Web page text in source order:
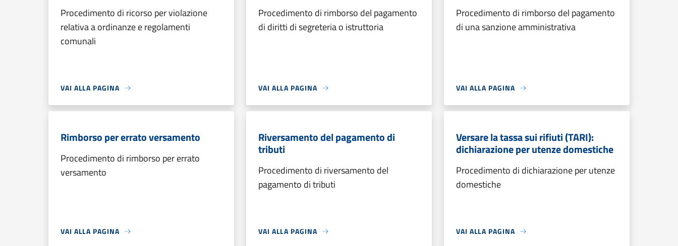
Procedimento di ricorso per violazione
relativa a ordinanze e regolamenti
comunali
VAI ALLA PAGINA
Procedimento di rimborso del pagamento
di diritti di segreteria o istruttoria
VAI ALLA PAGINA
Procedimento di rimborso del pagamento
di una sanzione amministrativa
VAI ALLA PAGINA
Rimborso per errato versamento
Procedimento di rimborso per errato
versamento
VAI ALLA PAGINA
Riversamento del pagamento di
tributi
Procedimento di riversamento del
pagamento di tributi
VAI ALLA PAGINA
Versare la tassa sui rifiuti (TARI):
dichiarazione per utenze domestiche
Procedimento di dichiarazione per utenze
domestiche
VAI ALLA PAGINA